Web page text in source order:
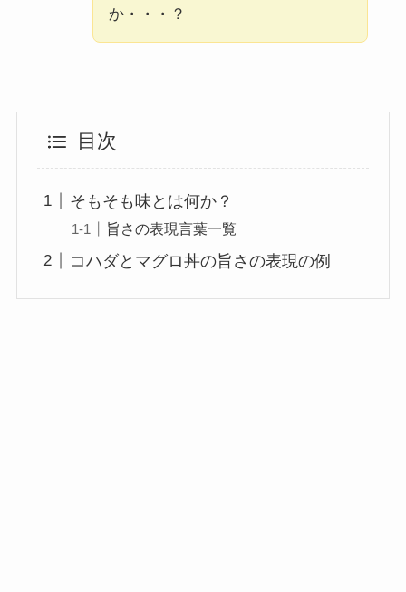
か・・・？
目次
そもそも味とは何か？
旨さの表現言葉一覧
コハダとマグロ丼の旨さの表現の例